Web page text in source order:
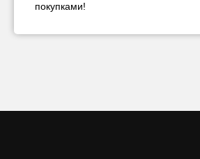
покупками!